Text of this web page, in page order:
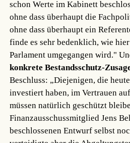
schon Werte im Kabinett
ohne dass überhaupt die
ohne dass überhaupt ein
finde es sehr bedenklich, wie
Parlament umgegangen wird."
konkrete Bestandsschutz-
Beschluss: „Diejenigen, die
investiert haben, im Vertrauen
müssen natürlich geschützt
Finanzausschussmitglied Jens
beschlossenen Entwurf selbst